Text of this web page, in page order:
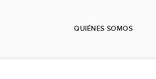
QUIÉNES SOMOS